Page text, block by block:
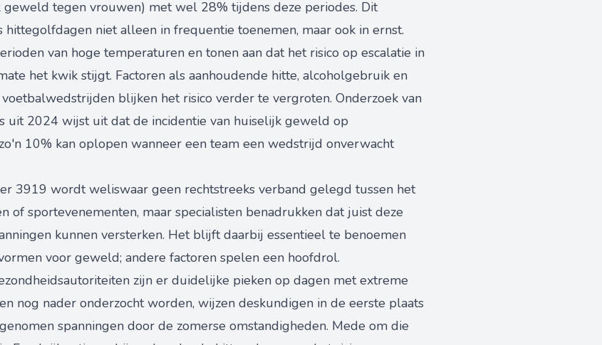
geweld tegen vrouwen) met wel 28% tijdens deze periodes. Dit
niet alleen in frequentie toenemen, maar ook in ernst.
van hoge temperaturen en tonen aan dat het risico op escalatie in
het kwik stijgt. Factoren als aanhoudende hitte, alcoholgebruik en
blijken het risico verder te vergroten. Onderzoek van
uit 2024 wijst uit dat de incidentie van huiselijk geweld op
10% kan oplopen wanneer een team een wedstrijd onverwacht
3919 wordt weliswaar geen rechtstreeks verband gelegd tussen het
of sportevenementen, maar specialisten benadrukken dat juist deze
kunnen versterken. Het blijft daarbij essentieel te benoemen
voor geweld; andere factoren spelen een hoofdrol.
zijn er duidelijke pieken op dagen met extreme
nog nader onderzocht worden, wijzen deskundigen in de eerste plaats
spanningen door de zomerse omstandigheden. Mede om die